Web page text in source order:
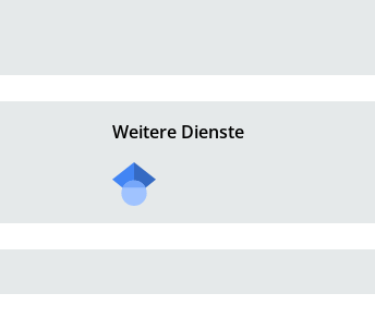
Weitere Dienste